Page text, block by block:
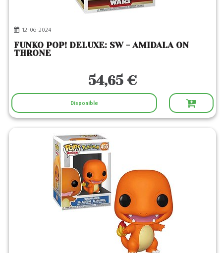
12-06-2024
FUNKO POP! DELUXE: SW - AMIDALA ON
THRONE
54,65 €
Disponible